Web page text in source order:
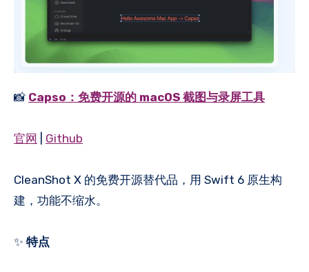
Capso：免费开源的 macOS 截图与录屏工具
官网 Github
CleanShot X 的免费开源替代品，用 Swift 6 原生构
建，功能不缩水。
✨ 特点